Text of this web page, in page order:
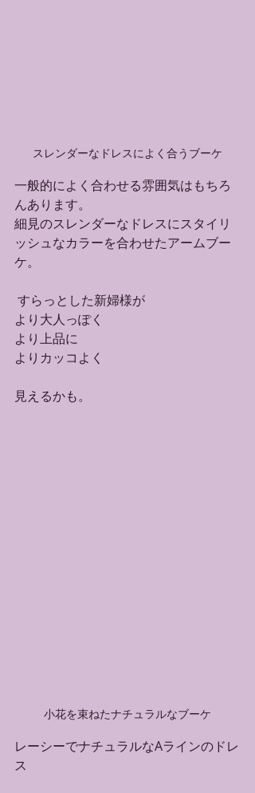
スレンダーなドレスによく合うブーケ
一般的によく合わせる雰囲気はもちろ
んあります。
細見のスレンダーなドレスにスタイリ
ッシュなカラーを合わせたアームブー
ケ。
すらっとした新婦様が
より大人っぽく
より上品に
よりカッコよく
見えるかも。
小花を束ねたナチュラルなブーケ
レーシーでナチュラルなAラインのドレ
ス